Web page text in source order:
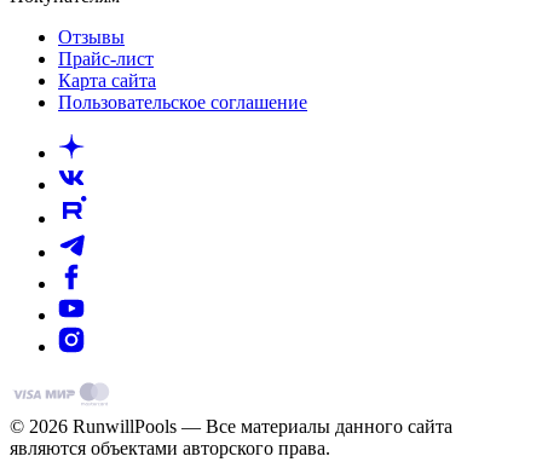
Отзывы
Прайс-лист
Карта сайта
Пользовательское соглашение
© 2026 RunwillPools — Все материалы данного сайта
являются объектами авторского права.